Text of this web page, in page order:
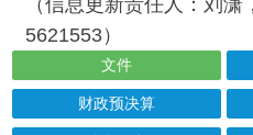
财政预决算
债务信息
行政事业收费
防范金融风险